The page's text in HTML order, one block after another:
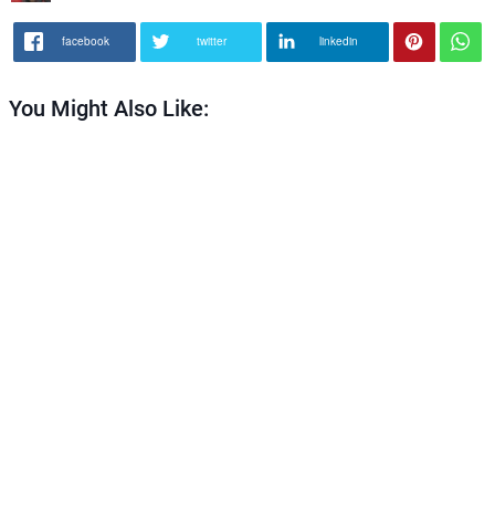
facebook twitter linkedin
You Might Also Like: